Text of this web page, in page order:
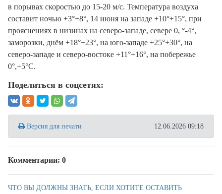
в порывах скоростью до 15-20 м/с. Температура воздуха
составит ночью +3°+8°, 14 июня на западе +10°+15°, при
прояснениях в низинах на северо-западе, севере 0, °-4°,
заморозки, днём +18°+23°, на юго-западе +25°+30°, на
северо-западе и северо-востоке +11°+16°, на побережье
0°,+5°С.
Поделиться в соцсетях:
Версия для печати 12.06.2026 09:18
Комментарии: 0
ЧТО ВЫ ДОЛЖНЫ ЗНАТЬ, ЕСЛИ ХОТИТЕ ОСТАВИТЬ